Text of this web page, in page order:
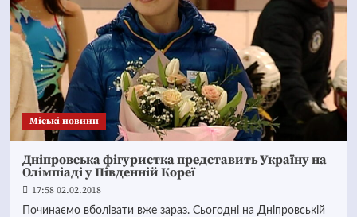
Mіські новини
Дніпровська фігуристка представить Україну на
Олімпіаді у Південній Кореї
17:58 02.02.2018
Починаємо вболівати вже зараз. Сьогодні на Дніпровській